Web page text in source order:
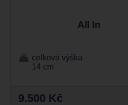
All In
celková výška
14 cm
9.500 Kč